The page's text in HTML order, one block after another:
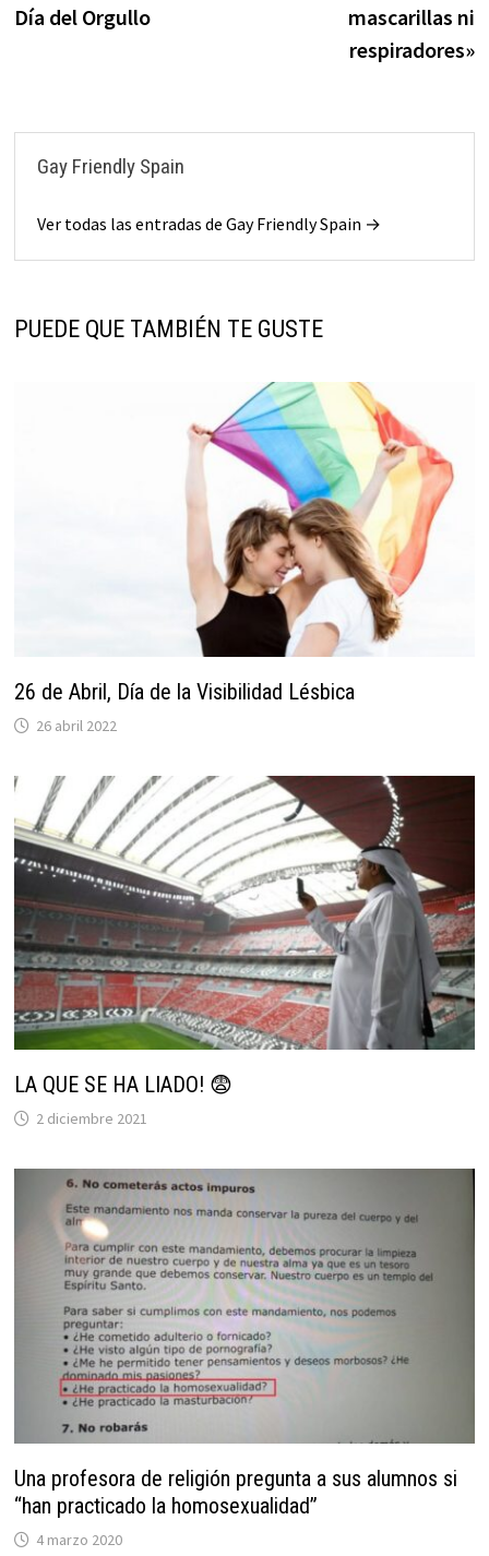
Día del Orgullo
mascarillas ni
respiradores»
Gay Friendly Spain
Ver todas las entradas de Gay Friendly Spain →
PUEDE QUE TAMBIÉN TE GUSTE
26 de Abril, Día de la Visibilidad Lésbica
26 abril 2022
LA QUE SE HA LIADO! 😨
2 diciembre 2021
Una profesora de religión pregunta a sus alumnos si
“han practicado la homosexualidad”
4 marzo 2020